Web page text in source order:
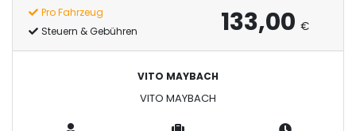
Pro Fahrzeug
Steuern & Gebühren
133,00 €
VITO MAYBACH
VITO MAYBACH